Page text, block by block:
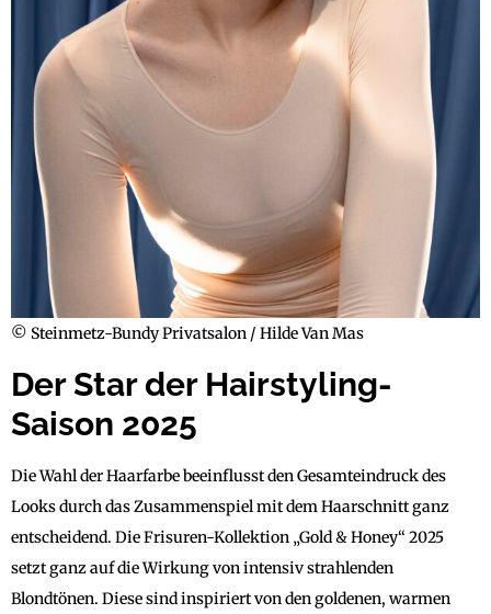
© Steinmetz-Bundy Privatsalon / Hilde Van Mas
Der Star der Hairstyling-
Saison 2025
Die Wahl der Haarfarbe beeinflusst den Gesamteindruck des
Looks durch das Zusammenspiel mit dem Haarschnitt ganz
entscheidend. Die Frisuren-Kollektion „Gold & Honey“ 2025
setzt ganz auf die Wirkung von intensiv strahlenden
Blondtönen. Diese sind inspiriert von den goldenen, warmen